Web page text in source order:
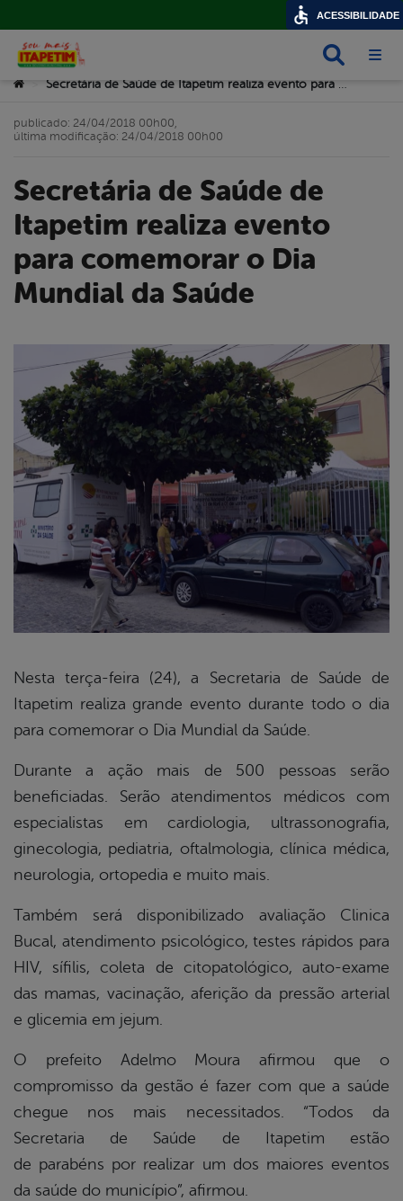
Você está aqui: Secretária de Saúde de Itapetim realiza evento para comemorar o Dia Mundial da Saúde
Secretária de Saúde de
Itapetim realiza evento
para comemorar o Dia
Mundial da Saúde
publicado: 24/04/2018 00h00,
última modificação: 24/04/2018 00h00
Nesta terça-feira (24), a Secretaria de Saúde de
Itapetim realiza grande evento durante todo o dia
para comemorar o Dia Mundial da Saúde.
Durante a ação mais de 500 pessoas serão
beneficiadas. Serão atendimentos médicos com
especialistas em cardiologia, ultrassonografia,
ginecologia, pediatria, oftalmologia, clínica médica,
neurologia, ortopedia e muito mais.
Também será disponibilizado avaliação Clinica
Bucal, atendimento psicológico, testes rápidos para
HIV, sífilis, coleta de citopatológico, auto-exame
das mamas, vacinação, aferição da pressão arterial
e glicemia em jejum.
O prefeito Adelmo Moura afirmou que o
compromisso da gestão é fazer com que a saúde
chegue nos mais necessitados. “Todos da
Secretaria de Saúde de Itapetim estão
de parabéns por realizar um dos maiores eventos
da saúde do município”, afirmou.
ACESSIBILIDADE